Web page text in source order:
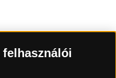
felhasználói